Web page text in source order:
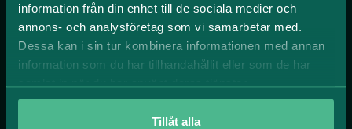
information från din enhet till de sociala medier och
annons- och analysföretag som vi samarbetar med.
Dessa kan i sin tur kombinera informationen med annan
information som du har tillhandahållit eller som de har
samlat in när du har använt deras tjänster.
Tillåt alla
Miljöer att växa i.
Gärdet